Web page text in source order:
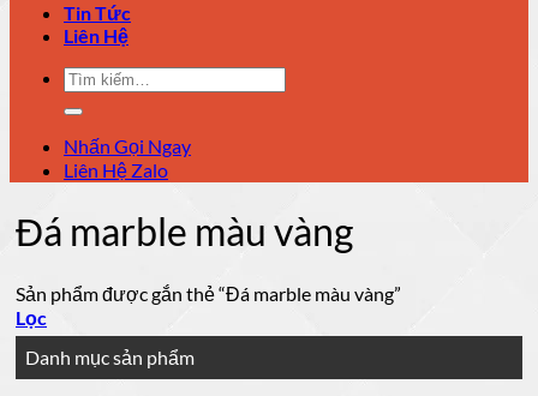
Tin Tức
Liên Hệ
Tìm
kiếm:
Nhấn Gọi Ngay
Liên Hệ Zalo
Đá marble màu vàng
Sản phẩm được gắn thẻ “Đá marble màu vàng”
Lọc
Danh mục sản phẩm